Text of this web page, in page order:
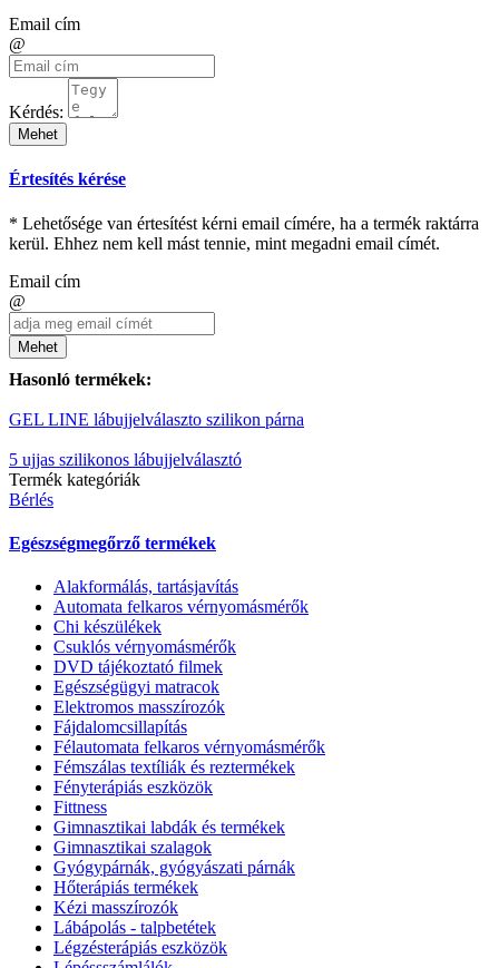
Email cím
@
Kérdés:
Mehet
Értesítés kérése
* Lehetősége van értesítést kérni email címére, ha a termék raktárra
kerül. Ehhez nem kell mást tennie, mint megadni email címét.
Email cím
@
Mehet
Hasonló termékek:
GEL LINE lábujjelválaszto szilikon párna
5 ujjas szilikonos lábujjelválasztó
Termék kategóriák
Bérlés
Egészségmegőrző termékek
Alakformálás, tartásjavítás
Automata felkaros vérnyomásmérők
Chi készülékek
Csuklós vérnyomásmérők
DVD tájékoztató filmek
Egészségügyi matracok
Elektromos masszírozók
Fájdalomcsillapítás
Félautomata felkaros vérnyomásmérők
Fémszálas textíliák és reztermékek
Fényterápiás eszközök
Fittness
Gimnasztikai labdák és termékek
Gimnasztikai szalagok
Gyógypárnák, gyógyászati párnák
Hőterápiás termékek
Kézi masszírozók
Lábápolás - talpbetétek
Légzésterápiás eszközök